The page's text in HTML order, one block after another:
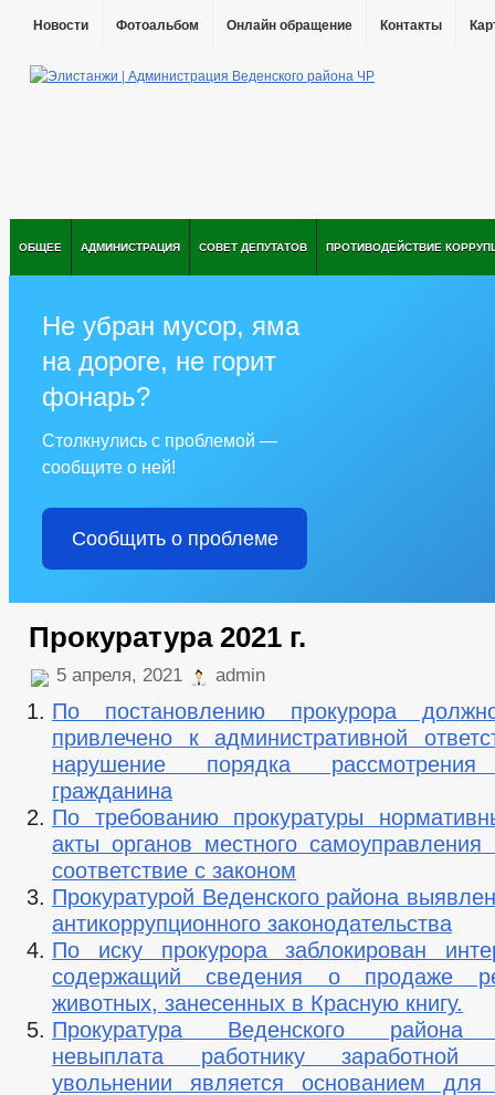
Новости Фотоальбом Онлайн обращение Контакты
ОБЩЕЕ АДМИНИСТРАЦИЯ СОВЕТ ДЕПУТАТОВ ПРОТИВОДЕЙСТВИЕ
Не убран мусор, яма
на дороге, не горит
фонарь?
Столкнулись с проблемой —
сообщите о ней!
Сообщить о проблеме
Прокуратура 2021 г.
5 апреля, 2021 admin
По постановлению прокурора
привлечено к административной
нарушение порядка
гражданина
По требованию прокуратуры
акты органов местного
соответствие с законом
Прокуратурой Веденского района
антикоррупционного законодательства
По иску прокурора заблокирован
содержащий сведения о продаже
животных, занесенных в Красную книгу.
Прокуратура Веденского района
невыплата работнику
увольнении является основанием для